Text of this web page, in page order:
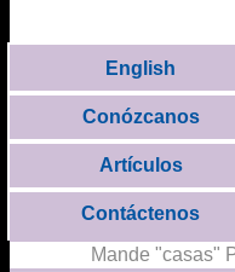
English
Conózcanos
Artículos
Contáctenos
Mande "casas"